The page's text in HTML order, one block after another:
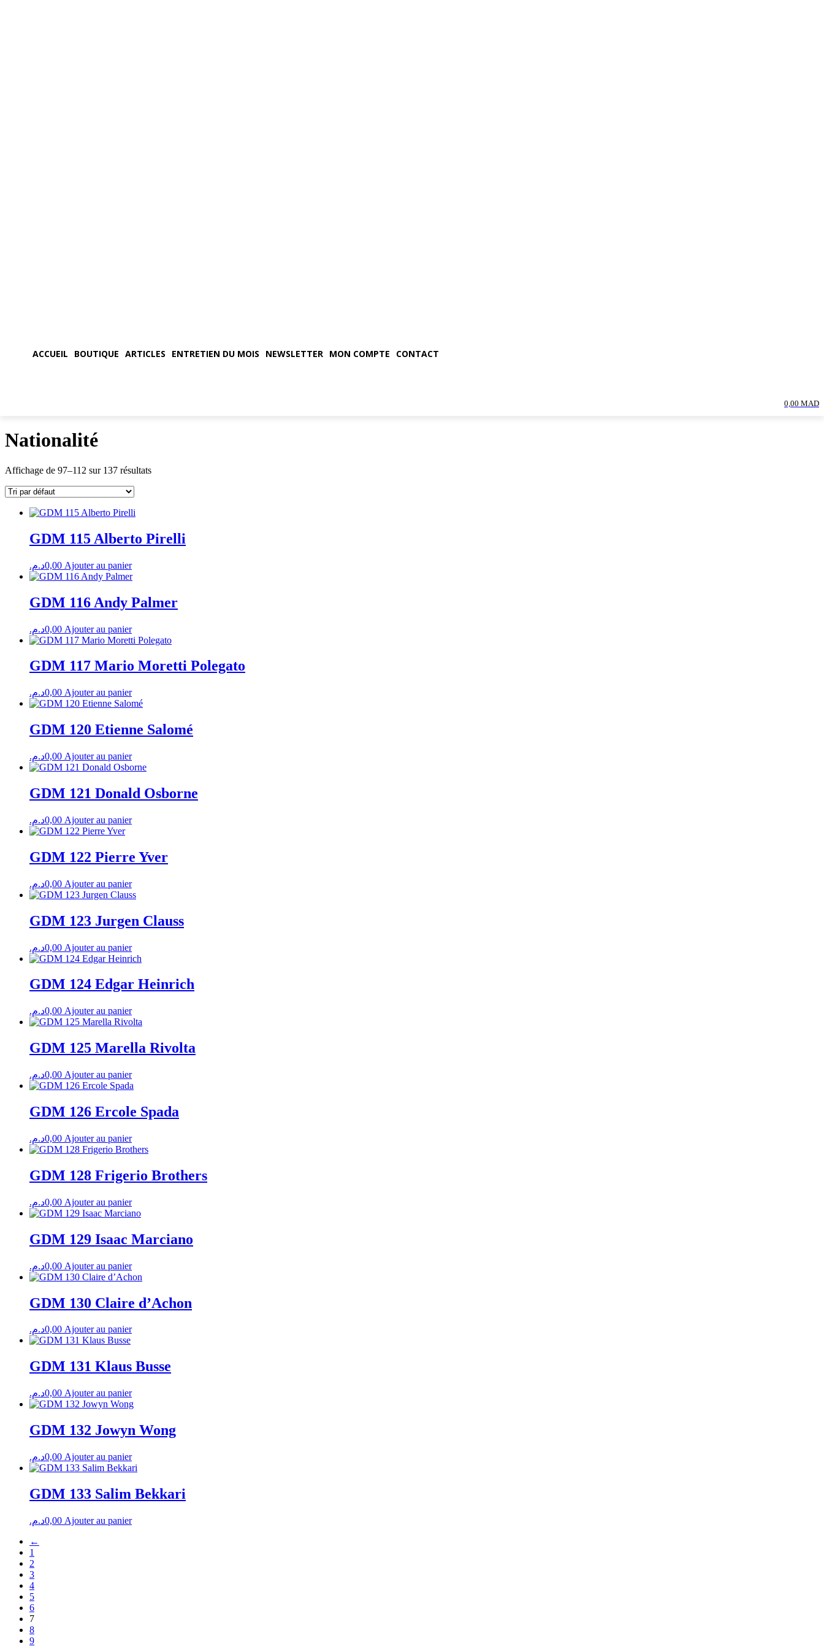
ACCUEIL BOUTIQUE ARTICLES ENTRETIEN DU MOIS NEWSLETTER MON COMPTE CONTACT
0,00 MAD
Nationalité
Affichage de 97–112 sur 137 résultats
GDM 115 Alberto Pirelli
0,00د.م. Ajouter au panier
GDM 116 Andy Palmer
0,00د.م. Ajouter au panier
GDM 117 Mario Moretti Polegato
0,00د.م. Ajouter au panier
GDM 120 Etienne Salomé
0,00د.م. Ajouter au panier
GDM 121 Donald Osborne
0,00د.م. Ajouter au panier
GDM 122 Pierre Yver
0,00د.م. Ajouter au panier
GDM 123 Jurgen Clauss
0,00د.م. Ajouter au panier
GDM 124 Edgar Heinrich
0,00د.م. Ajouter au panier
GDM 125 Marella Rivolta
0,00د.م. Ajouter au panier
GDM 126 Ercole Spada
0,00د.م. Ajouter au panier
GDM 128 Frigerio Brothers
0,00د.م. Ajouter au panier
GDM 129 Isaac Marciano
0,00د.م. Ajouter au panier
GDM 130 Claire d’Achon
0,00د.م. Ajouter au panier
GDM 131 Klaus Busse
0,00د.م. Ajouter au panier
GDM 132 Jowyn Wong
0,00د.م. Ajouter au panier
GDM 133 Salim Bekkari
0,00د.م.
Ajouter au panier
←
1
2
3
4
5
6
7
8
9